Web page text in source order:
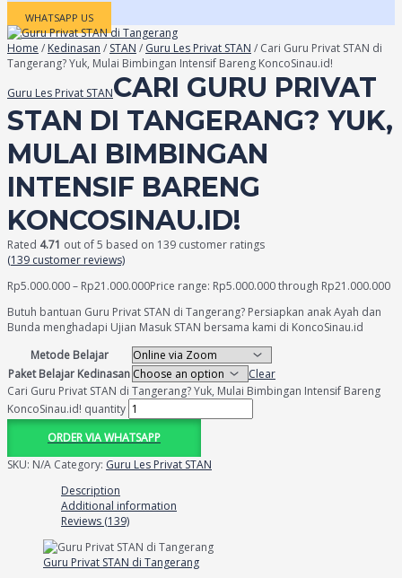
WHATSAPP US
Home / Kedinasan / STAN / Guru Les Privat STAN / Cari Guru Privat STAN di
Tangerang? Yuk, Mulai Bimbingan Intensif Bareng KoncoSinau.id!
Guru Les Privat STANCARI GURU PRIVAT
STAN DI TANGERANG? YUK,
MULAI BIMBINGAN
INTENSIF BARENG
KONCOSINAU.ID!
Rated 4.71 out of 5 based on 139 customer ratings
(139 customer reviews)
Rp5.000.000– Rp21.000.000Price range: Rp5.000.000 through Rp21.000.000
Butuh bantuan Guru Privat STAN di Tangerang? Persiapkan anak Ayah dan
Bunda menghadapi Ujian Masuk STAN bersama kami di KoncoSinau.id
Metode Belajar
Paket Belajar Kedinasan
Clear
Cari Guru Privat STAN di Tangerang? Yuk, Mulai Bimbingan Intensif Bareng
KoncoSinau.id! quantity
ORDER VIA WHATSAPP
SKU: N/A Category: Guru Les Privat STAN
Description
Additional information
Reviews (139)
Guru Privat STAN di Tangerang